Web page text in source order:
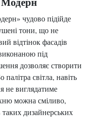
чудово підійде
тони, що не
відтінок фасадів
під
дозволяє створити
світла, навіть
не виглядатиме
можна сміливо,
дизайнерських